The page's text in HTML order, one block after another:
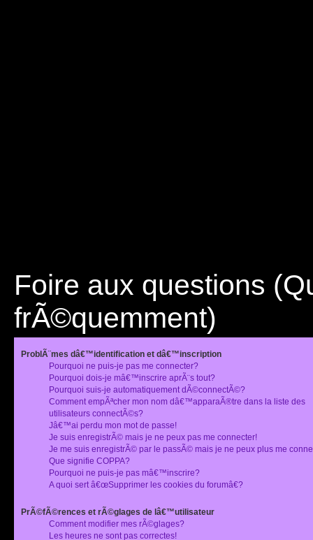
Foire aux questions
frÃ©quemment)
ProblÃ¨mes dâ€™identification et dâ€™inscription
Pourquoi ne puis-je pas me connecter?
Pourquoi dois-je mâ€™inscrire aprÃ¨s tout?
Pourquoi suis-je automatiquement dÃ©connectÃ©?
Comment empÃªcher mon nom dâ€™apparaÃ®tre dans la liste des
utilisateurs connectÃ©s?
Jâ€™ai perdu mon mot de passe!
Je suis enregistrÃ© mais je ne peux pas me connecter!
Je me suis enregistrÃ© par le passÃ© mais je ne peux plus me
Que signifie COPPA?
Pourquoi ne puis-je pas mâ€™inscrire?
A quoi sert â€œSupprimer les cookies du forumâ€?
PrÃ©fÃ©rences et rÃ©glages de lâ€™utilisateur
Comment modifier mes rÃ©glages?
Les heures ne sont pas correctes!